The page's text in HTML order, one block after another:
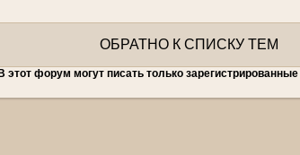
ОБРАТНО К СПИСКУ ТЕМ
В этот форум могут писать только